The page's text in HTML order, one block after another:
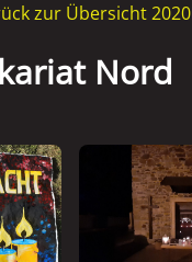
zur Übersicht 2020
Nord